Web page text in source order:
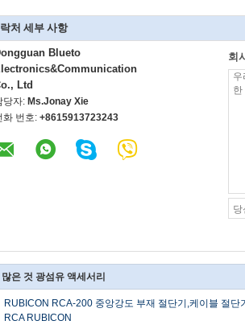
처 세부 사항
Blueto
Ltd
당자: Ms.Jonay Xie
화 번호: +8615913723243
회
은 것 광섬유 액세서리
RUBICON RCA-200 중앙강도 부재 절단기,케이블 절단기
RCA RUBICON